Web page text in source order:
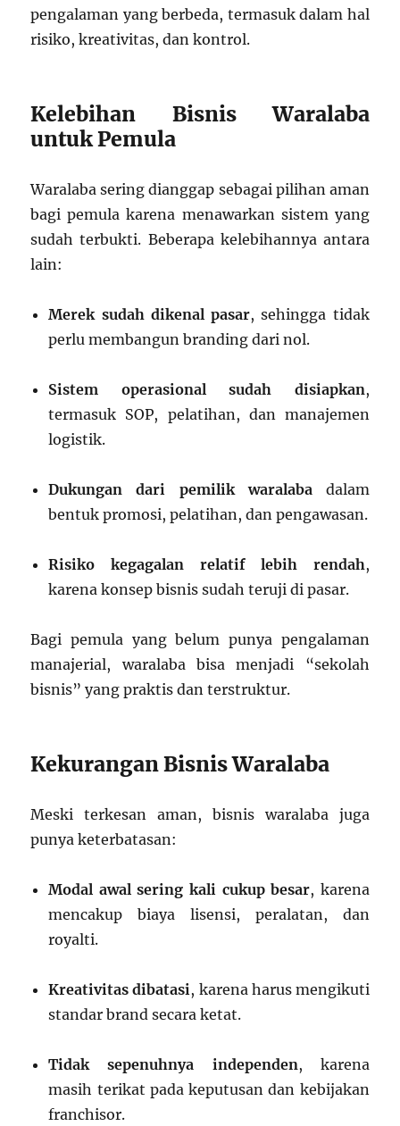
pengalaman yang berbeda, termasuk dalam hal
risiko, kreativitas, dan kontrol.
Kelebihan Bisnis Waralaba
untuk Pemula
Waralaba sering dianggap sebagai pilihan aman
bagi pemula karena menawarkan sistem yang
sudah terbukti. Beberapa kelebihannya antara
lain:
Merek sudah dikenal pasar, sehingga tidak
perlu membangun branding dari nol.
Sistem operasional sudah disiapkan,
termasuk SOP, pelatihan, dan manajemen
logistik.
Dukungan dari pemilik waralabadalam
bentuk promosi, pelatihan, dan pengawasan.
Risiko kegagalan relatif lebih rendah,
karena konsep bisnis sudah teruji di pasar.
Bagi pemula yang belum punya pengalaman
manajerial, waralaba bisa menjadi “sekolah
bisnis” yang praktis dan terstruktur.
Kekurangan Bisnis Waralaba
Meski terkesan aman, bisnis waralaba juga
punya keterbatasan:
Modal awal sering kali cukup besar, karena
mencakup biaya lisensi, peralatan, dan
royalti.
Kreativitas dibatasi, karena harus mengikuti
standar brand secara ketat.
Tidak sepenuhnya independen, karena
masih terikat pada keputusan dan kebijakan
franchisor.